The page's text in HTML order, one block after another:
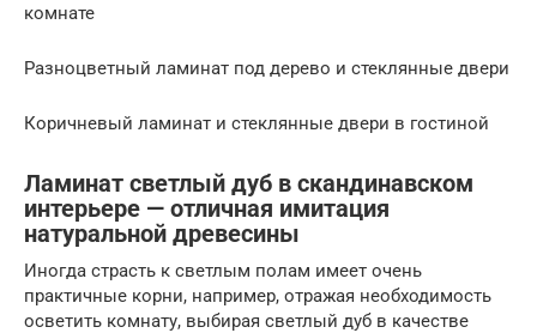
комнате
Разноцветный ламинат под дерево и стеклянные двери
Коричневый ламинат и стеклянные двери в гостиной
Ламинат светлый дуб в скандинавском
интерьере — отличная имитация
натуральной древесины
Иногда страсть к светлым полам имеет очень
практичные корни, например, отражая необходимость
осветить комнату, выбирая светлый дуб в качестве